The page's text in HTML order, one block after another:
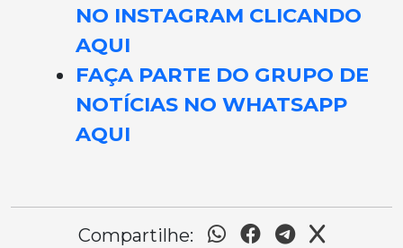
NO INSTAGRAM CLICANDO
AQUI
FAÇA PARTE DO GRUPO DE
NOTÍCIAS NO WHATSAPP
AQUI
Compartilhe: